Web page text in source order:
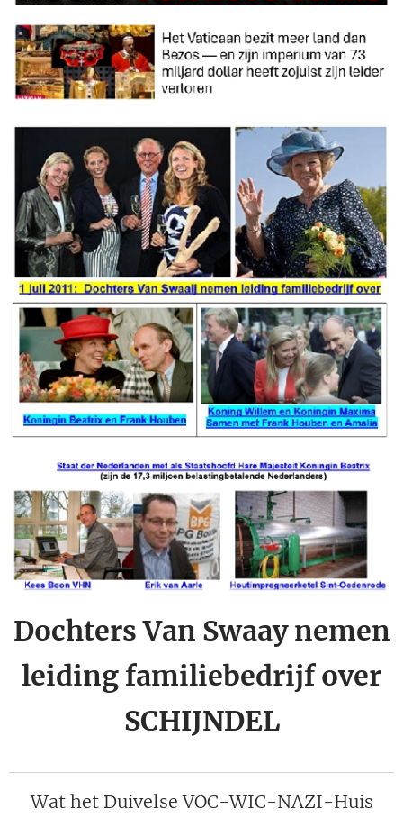
Dochters Van Swaay nemen
leiding familiebedrijf over
SCHIJNDEL
Wat het Duivelse VOC-WIC-NAZI-Huis